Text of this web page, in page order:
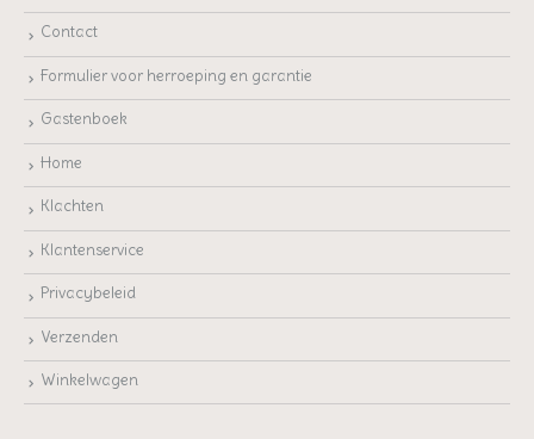
Contact
Formulier voor herroeping en garantie
Gastenboek
Home
Klachten
Klantenservice
Privacybeleid
Verzenden
Winkelwagen